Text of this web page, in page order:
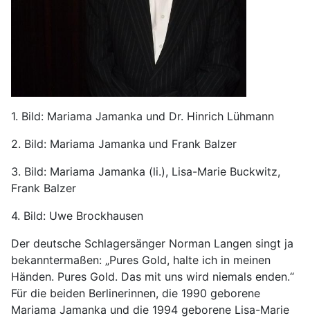
1. Bild: Mariama Jamanka und Dr. Hinrich Lühmann
2. Bild: Mariama Jamanka und Frank Balzer
3. Bild: Mariama Jamanka (li.), Lisa-Marie Buckwitz,
Frank Balzer
4. Bild: Uwe Brockhausen
Der deutsche Schlagersänger Norman Langen singt ja
bekanntermaßen: „Pures Gold, halte ich in meinen
Händen. Pures Gold. Das mit uns wird niemals enden.“
Für die beiden Berlinerinnen, die 1990 geborene
Mariama Jamanka und die 1994 geborene Lisa-Marie